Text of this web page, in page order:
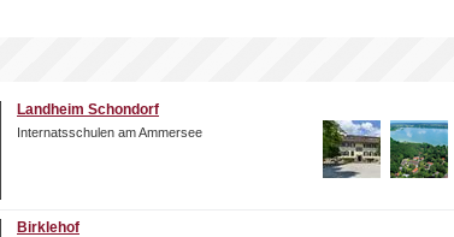
Landheim Schondorf
Internatsschulen am Ammersee
Birklehof